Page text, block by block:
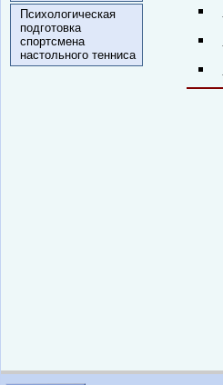
Психологическая
подготовка
спортсмена
настольного тенниса